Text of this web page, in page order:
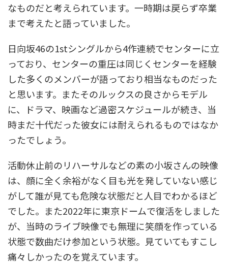
なものだと考えられています。一時期は戻らず卒業
まで考えたと語っていました。
日向坂46の1stシングルから4作連続でセンターに立
っており、センターの重圧は同じくセンターを経験
した多くのメンバーが語っており相当なものだった
と思います。またそのルックスの良さからモデル
に、ドラマ、映画など過密スケジュールが続き、当
時まだ十代だった彼女には耐えられるものではなか
ったでしょう。
活動休止前のリハーサルなどの素の小坂さんの映像
は、顔に全く余裕がなく目も光を発していない感じ
がして誰が見ても危険な状態だと人目でわかるほど
でした。また2022年に東京ドームで復活をしました
が、当時のライブ映像でも無理に笑顔を作っている
状態で数曲だけ参加という状態。見ていてもすこし
痛々しかったのを覚えています。